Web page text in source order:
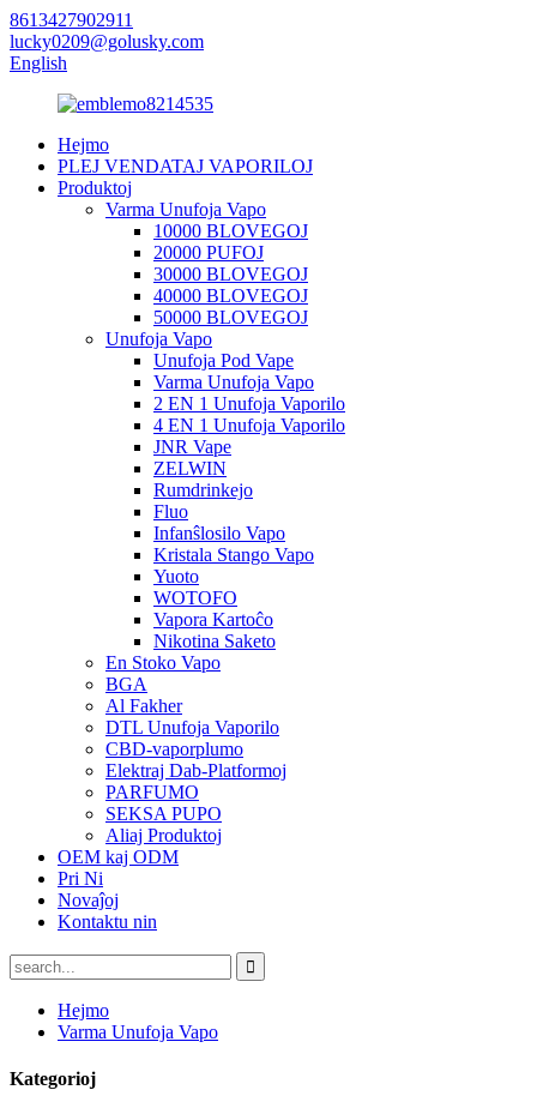
8613427902911
lucky0209@golusky.com
English
Hejmo
PLEJ VENDATAJ VAPORILOJ
Produktoj
Varma Unufoja Vapo
10000 BLOVEGOJ
20000 PUFOJ
30000 BLOVEGOJ
40000 BLOVEGOJ
50000 BLOVEGOJ
Unufoja Vapo
Unufoja Pod Vape
Varma Unufoja Vapo
2 EN 1 Unufoja Vaporilo
4 EN 1 Unufoja Vaporilo
JNR Vape
ZELWIN
Rumdrinkejo
Fluo
Infanŝlosilo Vapo
Kristala Stango Vapo
Yuoto
WOTOFO
Vapora Kartoĉo
Nikotina Saketo
En Stoko Vapo
BGA
Al Fakher
DTL Unufoja Vaporilo
CBD-vaporplumo
Elektraj Dab-Platformoj
PARFUMO
SEKSA PUPO
Aliaj Produktoj
OEM kaj ODM
Pri Ni
Novaĵoj
Kontaktu nin
Hejmo
Varma Unufoja Vapo
Kategorioj